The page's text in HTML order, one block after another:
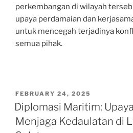
perkembangan di wilayah
upaya perdamaian dan
untuk mencegah terjadinya
semua pihak.
POSTED
ON
FEBRUARY 24, 2025
Diplomasi Maritim:
Menjaga Kedaulatan di